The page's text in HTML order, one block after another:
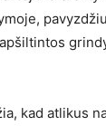
kad atlikus